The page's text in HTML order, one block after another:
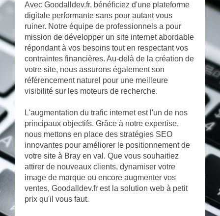
Avec Goodalldev.fr, bénéficiez d'une plateforme
digitale performante sans pour autant vous
ruiner. Notre équipe de professionnels a pour
mission de développer un site internet abordable
répondant à vos besoins tout en respectant vos
contraintes financières. Au-delà de la création de
votre site, nous assurons également son
référencement naturel pour une meilleure
visibilité sur les moteurs de recherche.
L'augmentation du trafic internet est l'un de nos
principaux objectifs. Grâce à notre expertise,
nous mettons en place des stratégies SEO
innovantes pour améliorer le positionnement de
votre site à Bray en val. Que vous souhaitiez
attirer de nouveaux clients, dynamiser votre
image de marque ou encore augmenter vos
ventes, Goodalldev.fr est la solution web à petit
prix qu'il vous faut.